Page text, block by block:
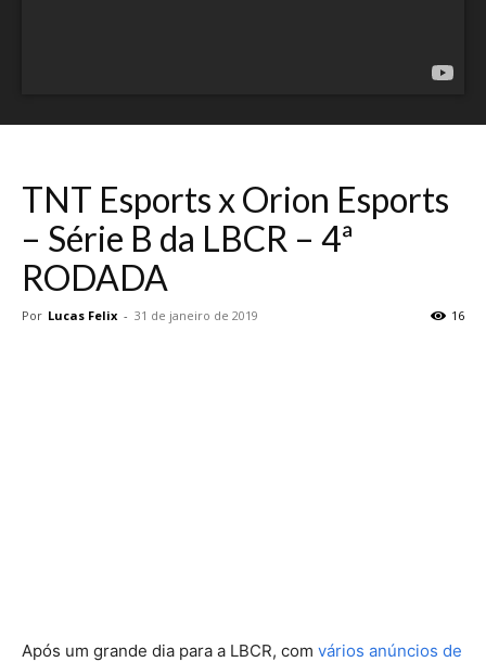
TNT Esports x Orion Esports
– Série B da LBCR – 4ª
RODADA
Por Lucas Felix - 31 de janeiro de 2019 16
Após um grande dia para a LBCR, com vários anúncios de